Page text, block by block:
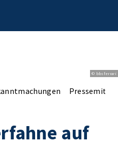
© bbsferrari
auf